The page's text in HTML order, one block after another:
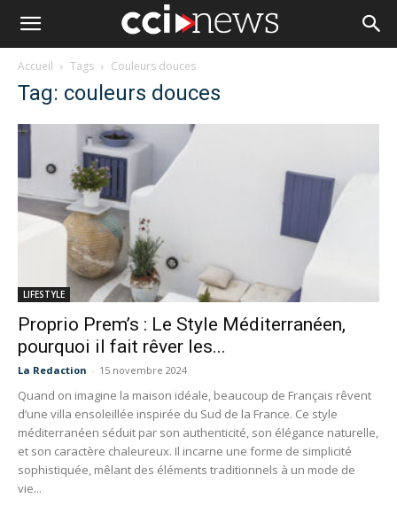
Accueil Tags Couleurs douces
Tag: couleurs douces
LIFESTYLE
Proprio Prem’s : Le Style Méditerranéen,
pourquoi il fait rêver les...
La Redaction - 15 novembre 2024
Quand on imagine la maison idéale, beaucoup de Français rêvent
d’une villa ensoleillée inspirée du Sud de la France. Ce style
méditerranéen séduit par son authenticité, son élégance naturelle,
et son caractère chaleureux. Il incarne une forme de simplicité
sophistiquée, mêlant des éléments traditionnels à un mode de
vie...